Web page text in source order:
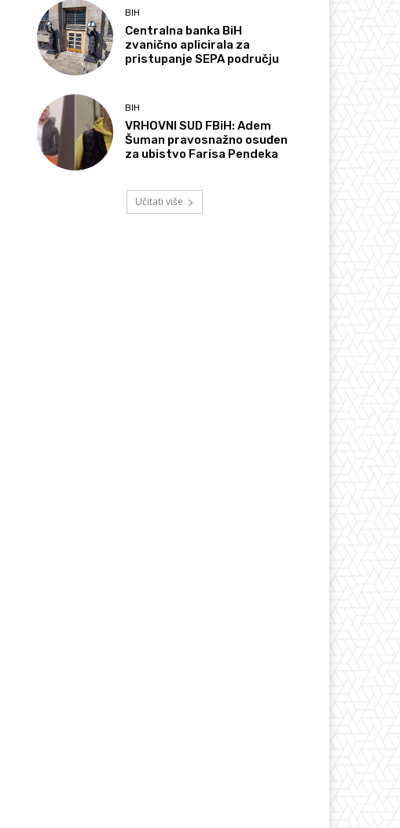
BIH
Centralna banka BiH
zvanično aplicirala za
pristupanje SEPA području
BIH
VRHOVNI SUD FBiH: Adem
Šuman pravosnažno osuđen
za ubistvo Farisa Pendeka
Učitati više